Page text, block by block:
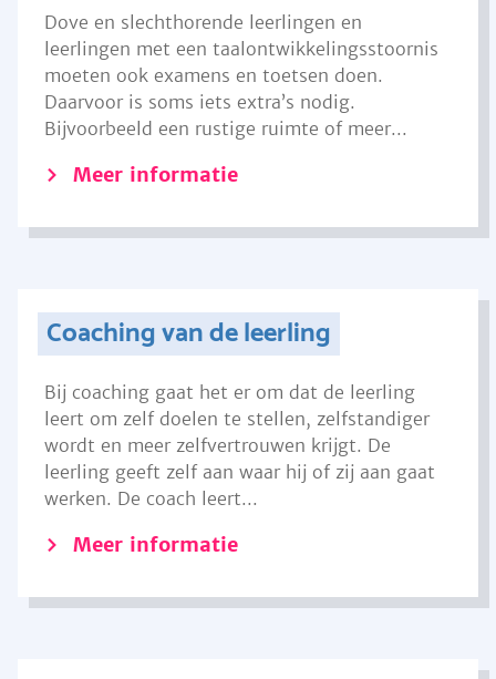
Dove en slechthorende leerlingen en
leerlingen met een taalontwikkelingsstoornis
moeten ook examens en toetsen doen.
Daarvoor is soms iets extra’s nodig.
Bijvoorbeeld een rustige ruimte of meer...
Meer informatie
Coaching van de leerling
Bij coaching gaat het er om dat de leerling
leert om zelf doelen te stellen, zelfstandiger
wordt en meer zelfvertrouwen krijgt. De
leerling geeft zelf aan waar hij of zij aan gaat
werken. De coach leert...
Meer informatie